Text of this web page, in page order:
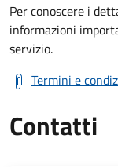
Per conoscere i
informazioni
servizio.
Termini e
Contatti